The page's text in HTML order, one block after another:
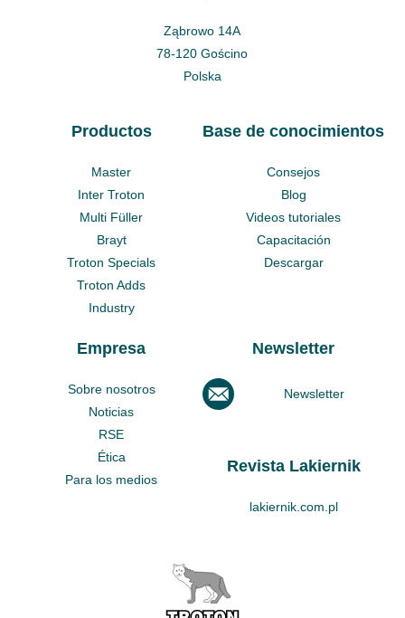
Ząbrowo 14A
78-120 Gościno
Polska
Productos
Master
Inter Troton
Multi Füller
Brayt
Troton Specials
Troton Adds
Industry
Base de conocimientos
Consejos
Blog
Videos tutoriales
Capacitación
Descargar
Empresa
Sobre nosotros
Noticias
RSE
Ética
Para los medios
Newsletter
Newsletter
Revista Lakiernik
lakiernik.com.pl